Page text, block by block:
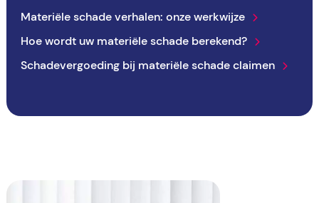
Materiële schade verhalen: onze werkwijze
Hoe wordt uw materiële schade berekend?
Schadevergoeding bij materiële schade claimen